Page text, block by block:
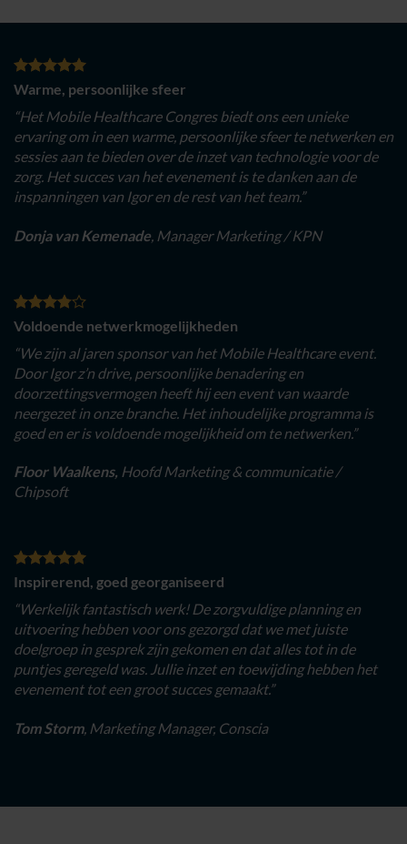
Warme, persoonlijke sfeer
“Het Mobile Healthcare Congres biedt ons een unieke
ervaring om in een warme, persoonlijke sfeer te netwerken en
sessies aan te bieden over de inzet van technologie voor de
zorg. Het succes van het evenement is te danken aan de
inspanningen van Igor en de rest van het team.”
Donja van Kemenade , Manager Marketing / KPN
Voldoende netwerkmogelijkheden
“We zijn al jaren sponsor van het Mobile Healthcare event.
Door Igor z’n drive, persoonlijke benadering en
doorzettingsvermogen heeft hij een event van waarde
neergezet in onze branche. Het inhoudelijke programma is
goed en er is voldoende mogelijkheid om te netwerken.”
Floor Waalkens, Hoofd Marketing & communicatie /
Chipsoft
Inspirerend, goed georganiseerd
“Werkelijk fantastisch werk! De zorgvuldige planning en
uitvoering hebben voor ons gezorgd dat we met juiste
doelgroep in gesprek zijn gekomen en dat alles tot in de
puntjes geregeld was. Jullie inzet en toewijding hebben het
evenement tot een groot succes gemaakt.”
Tom Storm, Marketing Manager, Conscia